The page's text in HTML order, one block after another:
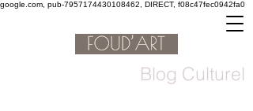
google.com, pub-7957174430108462, DIRECT, f08c47fec0942fa0
Blog Culturel